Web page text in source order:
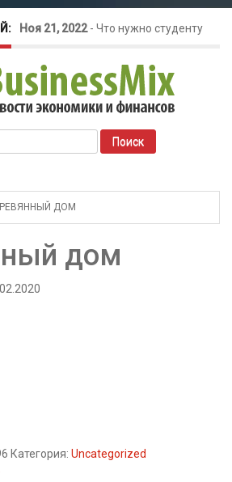
Ноя 21, 2022- Что нужно студенту
для открытия бизнеса?
Окт 26, 2022-Телефония для
amoCRM: лучшие инструменты для
бизнеса
как защитить свой бизнес?
ДОМ
дом
Категория: Uncategorized